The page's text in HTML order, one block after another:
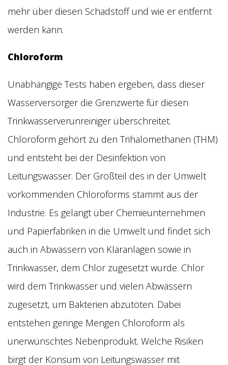
mehr über diesen Schadstoff und wie er entfernt
werden kann.
Chloroform
Unabhängige Tests haben ergeben, dass dieser
Wasserversorger die Grenzwerte für diesen
Trinkwasserverunreiniger überschreitet.
Chloroform gehört zu den Trihalomethanen (THM)
und entsteht bei der Desinfektion von
Leitungswasser. Der Großteil des in der Umwelt
vorkommenden Chloroforms stammt aus der
Industrie. Es gelangt über Chemieunternehmen
und Papierfabriken in die Umwelt und findet sich
auch in Abwässern von Kläranlagen sowie in
Trinkwasser, dem Chlor zugesetzt wurde. Chlor
wird dem Trinkwasser und vielen Abwässern
zugesetzt, um Bakterien abzutöten. Dabei
entstehen geringe Mengen Chloroform als
unerwünschtes Nebenprodukt. Welche Risiken
birgt der Konsum von Leitungswasser mit